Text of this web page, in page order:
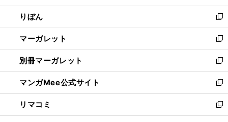
開
く
ウ
で
開
く
ン
ド
ウ
で
開
く
ウ
ィ
ン
ド
ウ
で
開
く
りぼん
新
し
い
ウ
ィ
ン
ド
ウ
で
開
マーガレット
新
し
い
ウ
ィ
ン
ド
ウ
別冊マーガレット
新
し
い
ウ
ィ
ン
マンガMee公式サイト
新
し
い
ウ
リマコミ
新
し